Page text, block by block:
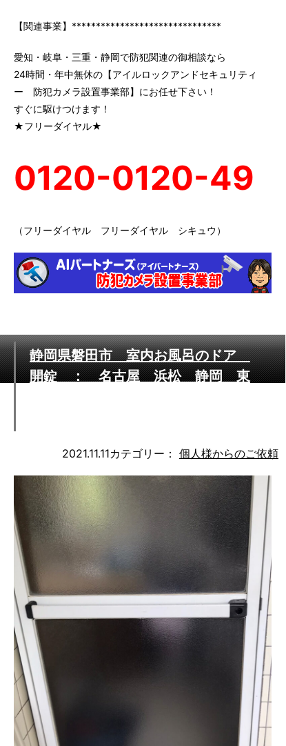
【関連事業】*******************************
愛知・岐阜・三重・静岡で防犯関連の御相談なら
24時間・年中無休の【アイルロックアンドセキュリティ
ー 防犯カメラ設置事業部】にお任せ下さい！
すぐに駆けつけます！
★フリーダイヤル★
0120-0120-49
（フリーダイヤル フリーダイヤル シキュウ）
静岡県磐田市 室内お風呂のドア
開錠 ： 名古屋 浜松 静岡 東
2021.11.11カテゴリー： 個人様からのご依頼